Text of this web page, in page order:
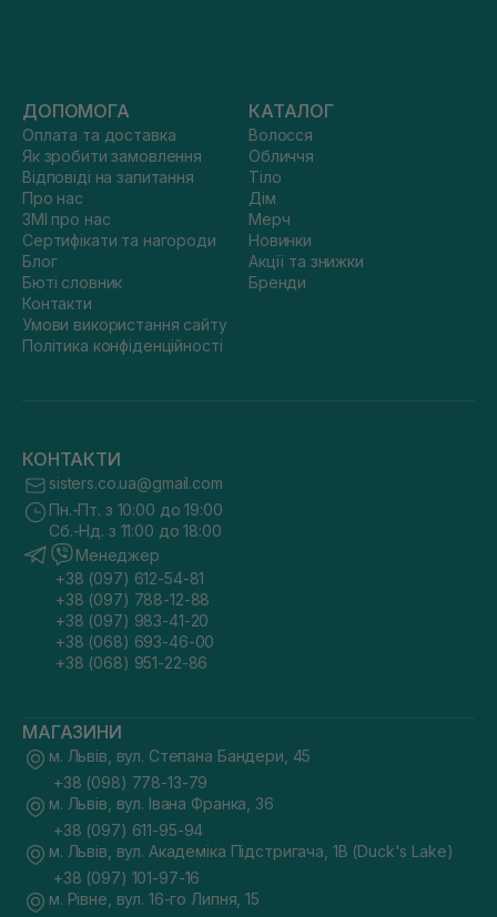
ДОПОМОГА
Оплата та доставка
Як зробити замовлення
Відповіді на запитання
Про нас
ЗМІ про нас
Сертифікати та нагороди
Блог
Бюті словник
Контакти
Умови використання сайту
Політика конфіденційності
КАТАЛОГ
Волосся
Обличчя
Тіло
Дім
Мерч
Новинки
Акції та знижки
Бренди
КОНТАКТИ
sisters.co.ua@gmail.com
Пн.-Пт. з 10:00 до 19:00
Сб.-Нд. з 11:00 до 18:00
Менеджер
+38 (097) 612-54-81
+38 (097) 788-12-88
+38 (097) 983-41-20
+38 (068) 693-46-00
+38 (068) 951-22-86
МАГАЗИНИ
м. Львів, вул. Степана Бандери, 45
+38 (098) 778-13-79
м. Львів, вул. Івана Франка, 36
+38 (097) 611-95-94
м. Львів, вул. Академіка Підстригача, 1В (Duck's Lake)
+38 (097) 101-97-16
м. Рівне, вул. 16-го Липня, 15